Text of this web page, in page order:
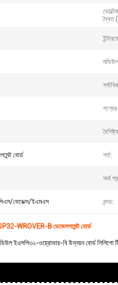
দ্বৈত
পণ্যের
বোর্ড শর্ত:
অর্থ
ফেডেক্স/ইএমএস বন্দর:
WROVER-B ডেভেলপমেন্ট বোর্ড
ইএসপি৩২-ওয়্রোভার-বি উন্নয়ন বোর্ড লিলিগো